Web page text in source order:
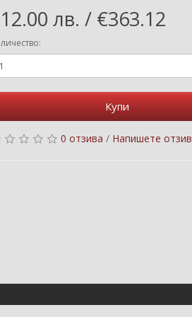
лв. / €363.12
Купи
0 отзива / Напишете отзив